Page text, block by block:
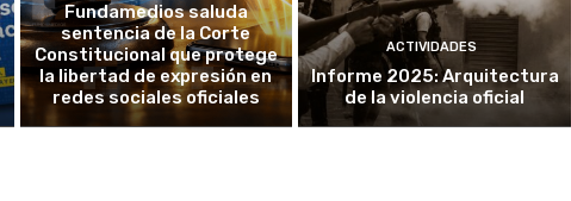
Fundamedios saluda
sentencia de la Corte
Constitucional que protege
la libertad de expresión en
redes sociales oficiales
ACTIVIDADES
Informe 2025: Arquitectura
de la violencia oficial